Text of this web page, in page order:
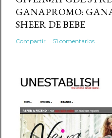
o
GANAPROMO:
SHEER DE BEBE
Compartir 51 comentarios